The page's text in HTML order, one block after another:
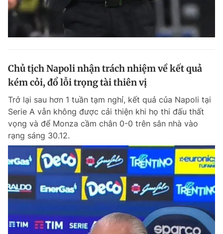
Chủ tịch Napoli nhận trách nhiệm về kết quả
kém cỏi, đổ lỗi trọng tài thiên vị
Trở lại sau hơn 1 tuần tạm nghỉ, kết quả của Napoli tại
Serie A vẫn không được cải thiện khi họ thi đấu thất
vọng và để Monza cầm chân 0-0 trên sân nhà vào
rạng sáng 30.12.